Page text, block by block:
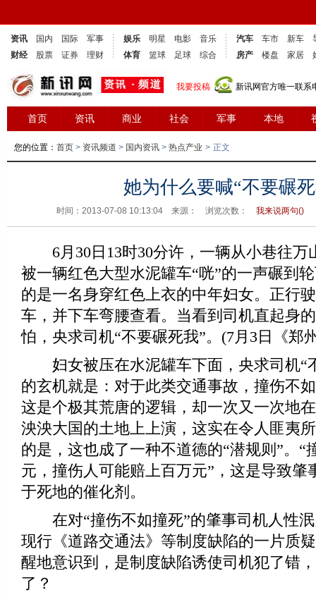
资讯 国内 国际
军事
财经
股票 证券 理财
娱乐 明星 电影
音乐
体育
篮球 足球 综合
汽车 车市 新车
房产
楼盘 家居
我要投稿 新讯网官方唯一联
首页 资讯 商业 社会 军事 本地
您的位置： 首页 > 资讯频道 > 国内资讯 > 热点产业 > 正文
她为什么要喊“不要碾
时间：2013-07-08 10:13:04 来源： 浏览次数： 我来说两句()
6月30日13时30分许，一辆从小巷往万
被一辆红色大型水泥罐车“咣”的一声碾到
的是一名身穿红色上衣的中年妇女。正行
车，并下车弯腰查看。当看到司机直起身
怕，央求司机“不要碾死我”。(7月3日《郑
妇女被压在水泥罐车下面，央求司机“
的玄机就是：对于此类交通事故，撞伤不
这是个极其荒唐的逻辑，却一次又一次地
泱泱大国的土地上上演，这实在令人匪夷
的是，这也成了一种不道德的“潜规则”。“
元，撞伤人可能赔上百万元”，这是导致肇
于死地的催化剂。
在对“撞伤不如撞死”的肇事司机人性泯
现行《道路交通法》等制度缺陷的一片质
醒地意识到，是制度缺陷诱使司机犯了错
了？